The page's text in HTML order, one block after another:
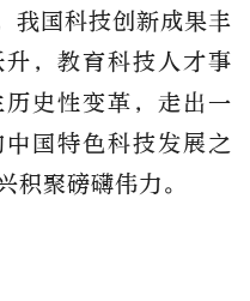
我国科技创新成果丰
，教育科技人才事
史性变革，走出一
国特色科技发展之
积聚磅礴伟力。